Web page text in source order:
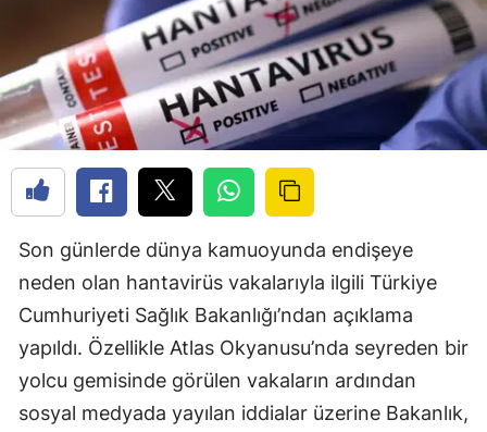
Son günlerde dünya kamuoyunda endişeye
neden olan hantavirüs vakalarıyla ilgili Türkiye
Cumhuriyeti Sağlık Bakanlığı’ndan açıklama
yapıldı. Özellikle Atlas Okyanusu’nda seyreden bir
yolcu gemisinde görülen vakaların ardından
sosyal medyada yayılan iddialar üzerine Bakanlık,